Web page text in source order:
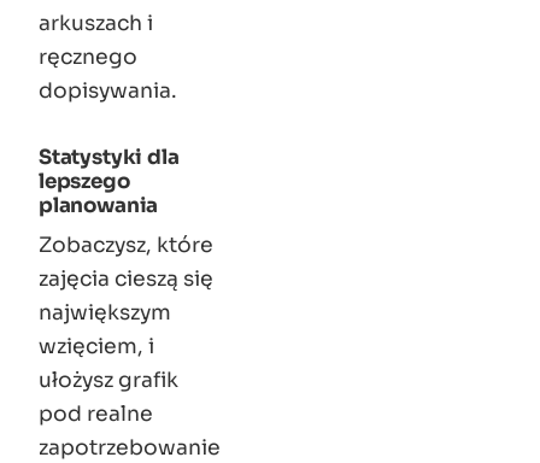
arkuszach i
ręcznego
dopisywania.
Statystyki dla
lepszego
planowania
Zobaczysz, które
zajęcia cieszą się
największym
wzięciem, i
ułożysz grafik
pod realne
zapotrzebowanie